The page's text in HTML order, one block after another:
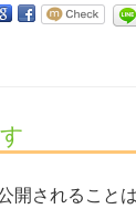
開されること